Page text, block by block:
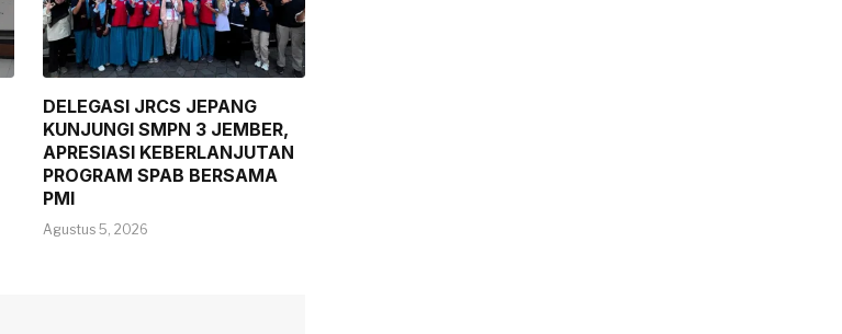
DELEGASI JRCS JEPANG
KUNJUNGI SMPN 3 JEMBER,
APRESIASI KEBERLANJUTAN
PROGRAM SPAB BERSAMA
PMI
Agustus 5, 2026